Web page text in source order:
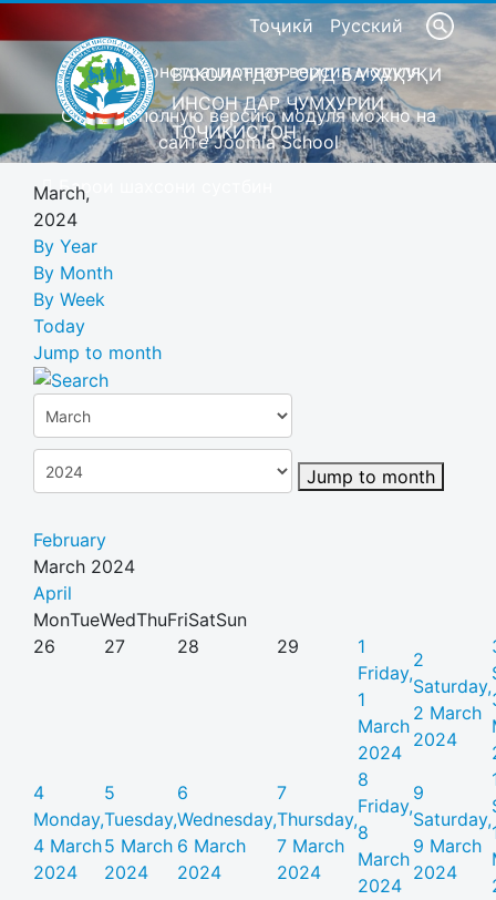
Тоҷикӣ Русский
Это демонстрационная версия модуля
Скачать полную версию модуля можно на
сайте Joomla School
Барои шахсони сустбин
ВАКОЛАТДОР ОИД БА ҲУҚУҚИ
ИНСОН ДАР ҶУМҲУРИИ
ТОҶИКИСТОН
March,
2024
By Year
By Month
By Week
Today
Jump to month
Jump to month
February
March 2024
April
MonTueWedThuFriSatSun
26
27 28 29
1
Friday,
1
March
2024
2
Saturday,
2 March
2024
4
Monday,
4 March
2024
5
Tuesday,
5 March
2024
6
Wednesday,
6 March
2024
7
Thursday,
7 March
2024
8
Friday,
8
March
2024
9
Saturday,
9 March
2024